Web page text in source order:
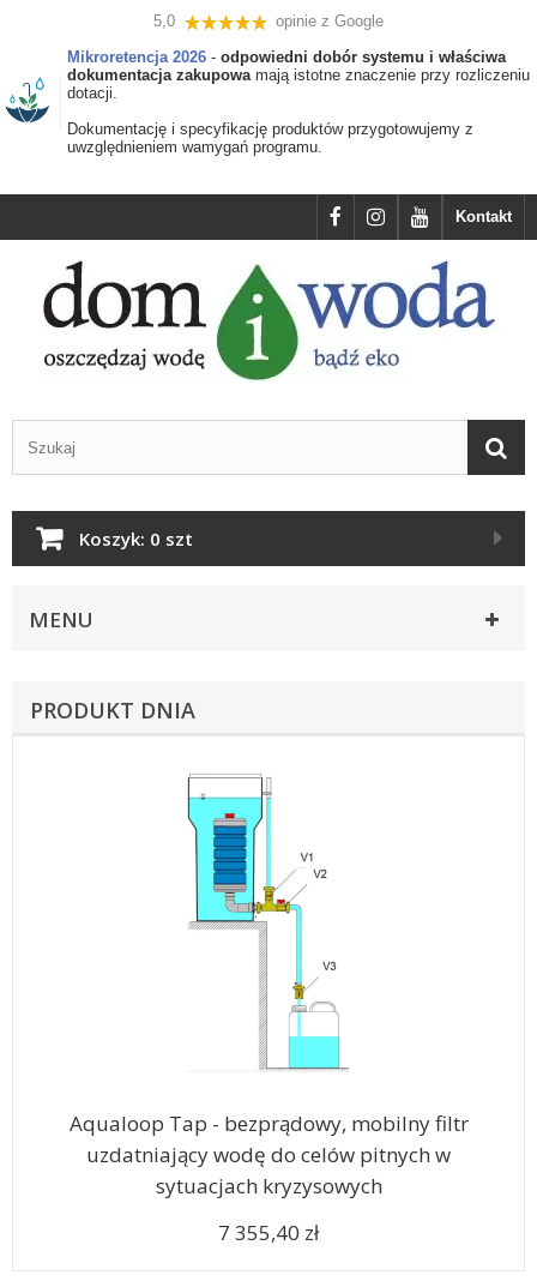
5,0
opinie z Google
Mikroretencja 2026 - odpowiedni dobór systemu i właściwa
dokumentacja zakupowamają istotne znaczenie przy rozliczeniu
dotacji.
Dokumentację i specyfikację produktów przygotowujemy z
uwzględnieniem wamygań programu.
Kontakt
Koszyk: 0 szt
MENU
PRODUKT DNIA
Aqualoop Tap - bezprądowy, mobilny filtr
uzdatniający wodę do celów pitnych w
sytuacjach kryzysowych
7 355,40 zł